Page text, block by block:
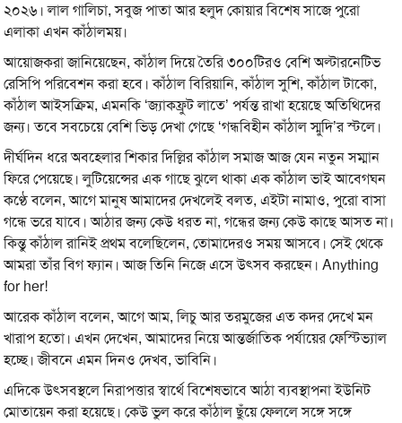
২০২৬। লাল গালিচা, সবুজ পাতা আর হলুদ কোয়ার বিশেষ সাজে পুরো
এলাকা এখন কাঁঠালময়।
আয়োজকরা জানিয়েছেন, কাঁঠাল দিয়ে তৈরি ৩০০টিরও বেশি অল্টারনেটিভ
রেসিপি পরিবেশন করা হবে। কাঁঠাল বিরিয়ানি, কাঁঠাল সুশি, কাঁঠাল টাকো,
কাঁঠাল আইসক্রিম, এমনকি ‘জ্যাকফ্রুট লাতে’ পর্যন্ত রাখা হয়েছে অতিথিদের
জন্য। তবে সবচেয়ে বেশি ভিড় দেখা গেছে ‘গন্ধবিহীন কাঁঠাল স্মুদি’র স্টলে।
দীর্ঘদিন ধরে অবহেলার শিকার দিল্লির কাঁঠাল সমাজ আজ যেন নতুন সম্মান
ফিরে পেয়েছে। লুটিয়েন্সের এক গাছে ঝুলে থাকা এক কাঁঠাল ভাই আবেগঘন
কণ্ঠে বলেন, আগে মানুষ আমাদের দেখলেই বলত, এইটা নামাও, পুরো বাসা
গন্ধে ভরে যাবে। আঠার জন্য কেউ ধরত না, গন্ধের জন্য কেউ কাছে আসত না।
কিন্তু কাঁঠাল রানিই প্রথম বলেছিলেন, তোমাদেরও সময় আসবে। সেই থেকে
আমরা তাঁর বিগ ফ্যান। আজ তিনি নিজে এসে উৎসব করছেন। Anything
for her!
আরেক কাঁঠাল বলেন, আগে আম, লিচু আর তরমুজের এত কদর দেখে মন
খারাপ হতো। এখন দেখেন, আমাদের নিয়ে আন্তর্জাতিক পর্যায়ের ফেস্টিভ্যাল
হচ্ছে। জীবনে এমন দিনও দেখব, ভাবিনি।
এদিকে উৎসবস্থলে নিরাপত্তার স্বার্থে বিশেষভাবে আঠা ব্যবস্থাপনা ইউনিট
মোতায়েন করা হয়েছে। কেউ ভুল করে কাঁঠাল ছুঁয়ে ফেললে সঙ্গে সঙ্গে